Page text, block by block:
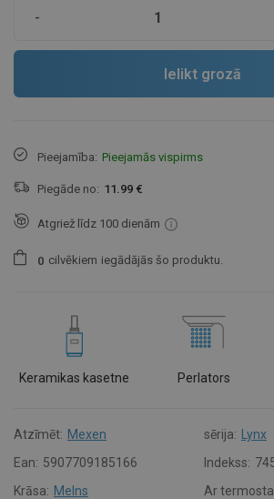
-
Ielikt grozā
Pieejamība: Pieejamās vispirms
Piegāde no: 11.99 €
Atgriež līdz 100 dienām
0 cilvēkiem iegādājās šo produktu.
Keramikas kasetne Perlators
Atzīmēt: Mexen sērija:
Lynx
Ean: 5907709185166 Indekss:
Krāsa: Melns Ar